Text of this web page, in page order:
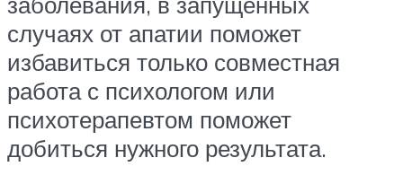
случаях от апатии поможет
избавиться только совместная
работа с психологом или
психотерапевтом поможет
добиться нужного результата.